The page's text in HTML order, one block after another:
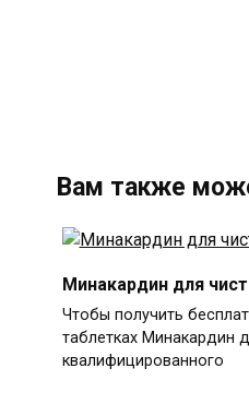
Вам также
Минакардин для
Чтобы получить
таблетках Минакардин
квалифицированного